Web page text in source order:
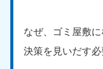
なぜ、ゴミ屋敷
決策を見いだす必